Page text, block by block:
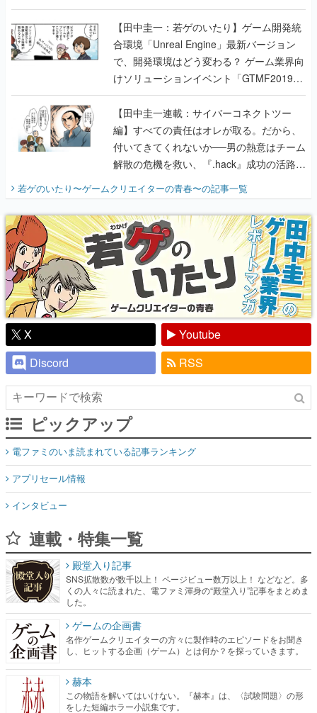
のいたり】
【田中圭一：若ゲのいたり】ゲーム開発統
合環境「Unreal Engine」最新バージョン
で、開発環境はどう変わる？ ゲーム業界向
けソリューションイベント「GTMF2019」
に行って、より理解を深めよう【PR】
【田中圭一連載：サイバーコネクトツー
編】すべての責任はオレが取る。だから、
付いてきてくれないか──男の熱意はチーム
解散の危機を救い、『.hack』成功の活路を
『少年ジャンプ』色だった【若ゲのいた
り】
若ゲのいたり〜ゲームクリエイターの青春〜の記事一覧
X
Youtube
Discord
RSS
ピックアップ
電ファミのいま読まれている記事ランキング
アプリセール情報
インタビュー
連載・特集一覧
殿堂入り記事
SNS拡散数が数千以上！ ページビュー数万以上！ などなど。多
くの人々に読まれた、電ファミ渾身の“殿堂入り”記事をまとめま
した。
ゲームの企画書
名作ゲームクリエイターの方々に製作時のエピソードをお聞き
し、ヒットする企画（ゲーム）とは何か？を探っていきます。
赫本
この物語を解いてはいけない。『赫本』は、〈試験問題〉の形
をした短編ホラー小説集です。